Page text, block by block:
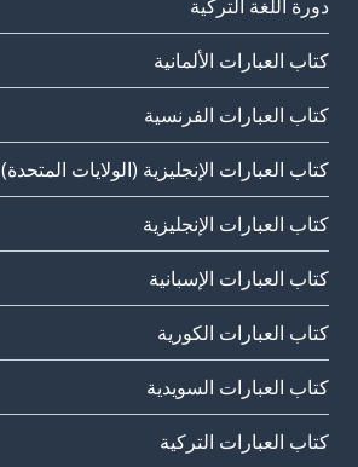
دورة اللغة التركية
كتاب العبارات الألمانية
كتاب العبارات الفرنسية
كتاب العبارات الإنجليزية (الولايات المتحدة)
كتاب العبارات الإنجليزية
كتاب العبارات الإسبانية
كتاب العبارات الكورية
كتاب العبارات السويدية
كتاب العبارات التركية